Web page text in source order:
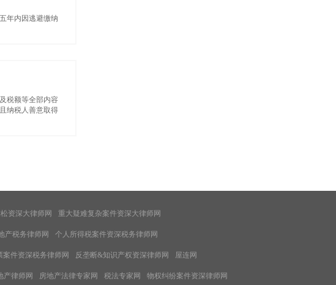
年内因逃避缴纳
税额等全部内容
纳税人善意取得
资深大律师网 重大疑难复杂案件资深大律师网
产税务律师网 个人所得税案件资深税务律师网
案件资深税务律师网 反垄断&知识产权资深律师网 屋连网
产律师网 房地产法律专家网 税法专家网 物权纠纷案件资深律师网